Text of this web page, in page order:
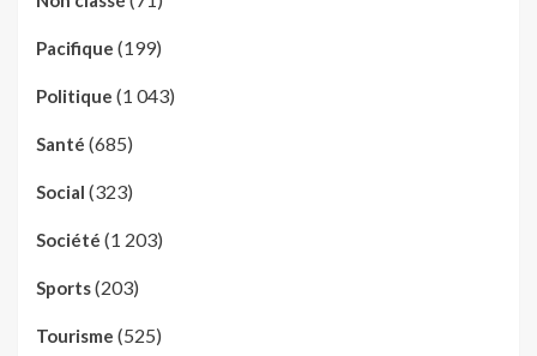
Pacifique (199)
Politique (1 043)
Santé (685)
Social (323)
Société (1 203)
Sports(203)
Tourisme (525)